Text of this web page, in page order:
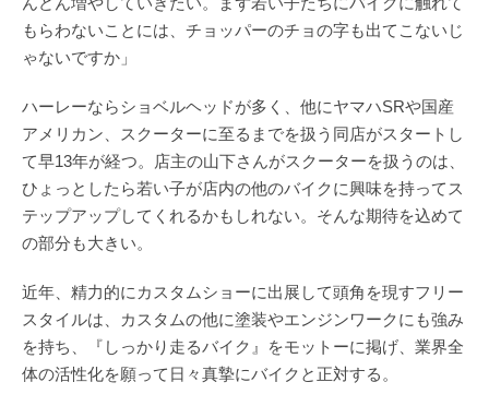
もらわないことには、チョッパーのチョの字も出てこないじ
ゃないですか」
ハーレーならショベルヘッドが多く、他にヤマハSRや国産
アメリカン、スクーターに至るまでを扱う同店がスタートし
て早13年が経つ。店主の山下さんがスクーターを扱うのは、
ひょっとしたら若い子が店内の他のバイクに興味を持ってス
テップアップしてくれるかもしれない。そんな期待を込めて
の部分も大きい。
近年、精力的にカスタムショーに出展して頭角を現すフリー
スタイルは、カスタムの他に塗装やエンジンワークにも強み
を持ち、『しっかり走るバイク』をモットーに掲げ、業界全
体の活性化を願って日々真摯にバイクと正対する。